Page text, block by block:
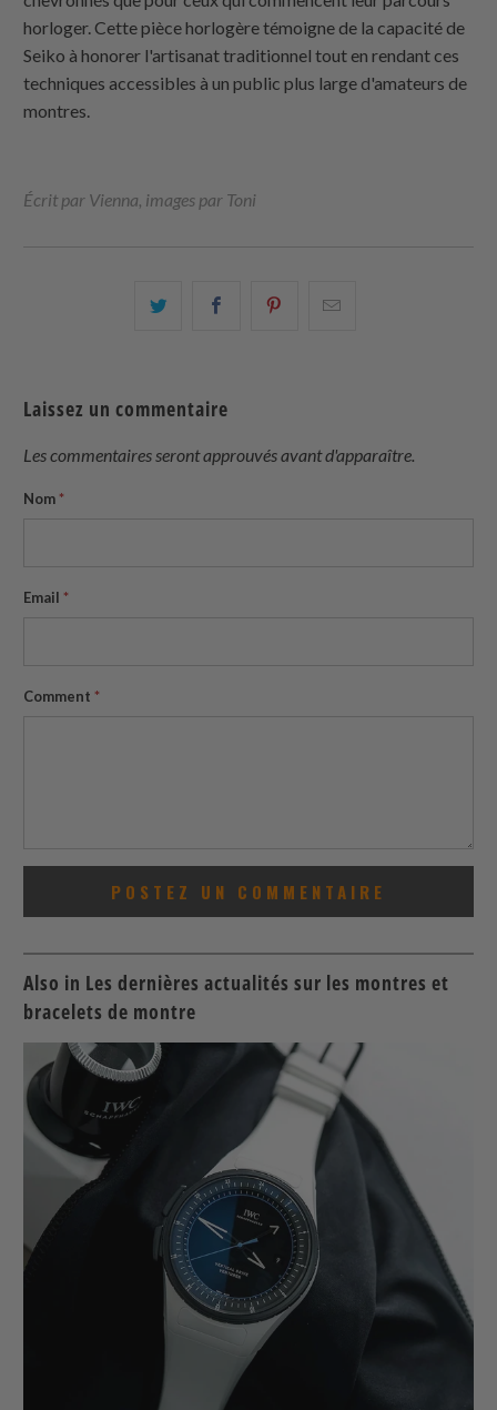
horloger. Cette pièce horlogère témoigne de la capacité de
Seiko à honorer l'artisanat traditionnel tout en rendant ces
techniques accessibles à un public plus large d'amateurs de
montres.
Écrit par Vienna, images par Toni
Partagez Partager Partagez
Laissez un commentaire
Les commentaires seront approuvés avant d'apparaître.
Nom *
Email *
Comment *
Also in Les dernières actualités sur les montres et
bracelets de montre